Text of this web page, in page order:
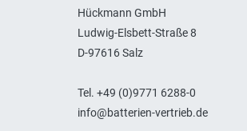
Hückmann GmbH
Ludwig-Elsbett-Straße 8
D-97616 Salz
Tel. +49 (0)9771 6288-0
info@batterien-vertrieb.de